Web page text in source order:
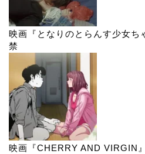
映画『となりのとらんす少女ち
禁
映画『CHERRY AND VIRGIN